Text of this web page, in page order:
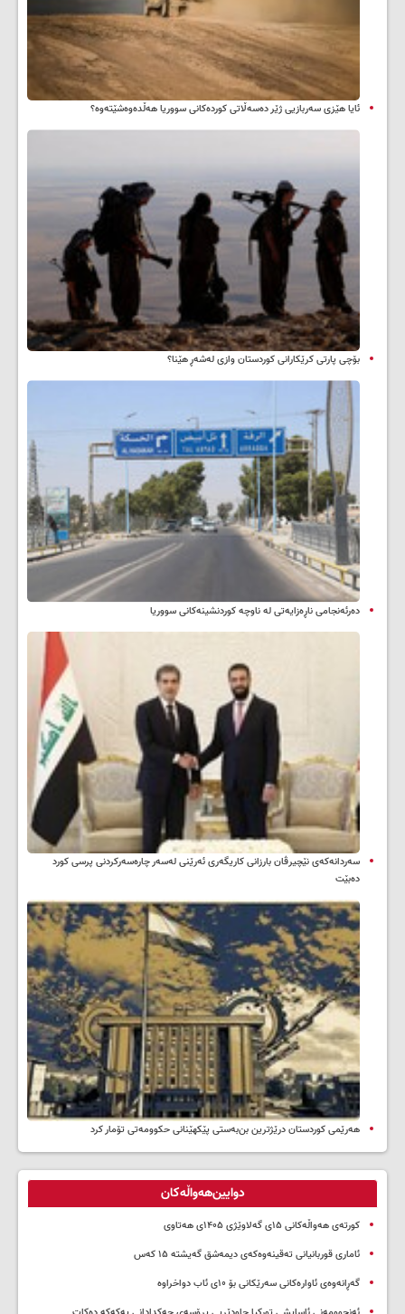
ئایا هێزی سەربازیی ژێر دەسەڵاتی کوردەکانی سووریا هەڵدەوەشێتەوە؟
بۆچی پارتی کرێکارانی کوردستان وازی لەشەڕ هێنا؟
دەرئەنجامی ناڕەزایەتی لە ناوچە کوردنشینەکانی سووریا
سه‌ردانه‌کەی نێچیرڤان بارزانی كاریگه‌ری ئه‌رێنی له‌سه‌ر چاره‌سه‌ركردنی پرسی كورد
ده‌بێت
هەرێمی کوردستان درێژترین بن‌بەستی پێکهێنانی حکوومەتی تۆمار کرد
دوایین‌هەواڵەکان
کورتەی هەواڵەکانی ۱۵ی گەلاوێژی ۱۴۰۵ی هەتاوی
ئاماری قوربانیانی تەقینەوەکەی دیمەشق گەیشتە ۱۵ کەس
گەڕانەوەی ئاوارەکانی سەرێکانی بۆ ۱۰ی ئاب دواخراوە